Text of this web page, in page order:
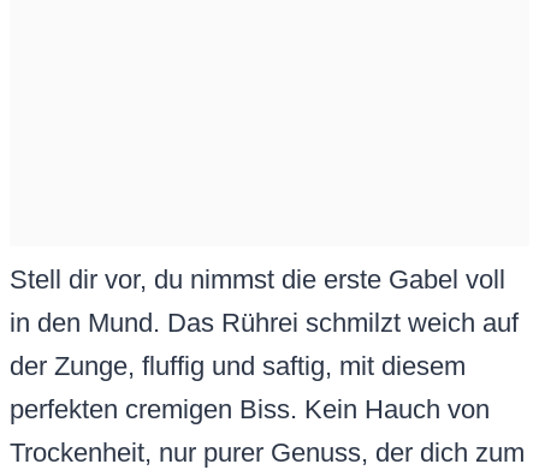
Stell dir vor, du nimmst die erste Gabel voll
in den Mund. Das Rührei schmilzt weich auf
der Zunge, fluffig und saftig, mit diesem
perfekten cremigen Biss. Kein Hauch von
Trockenheit, nur purer Genuss, der dich zum